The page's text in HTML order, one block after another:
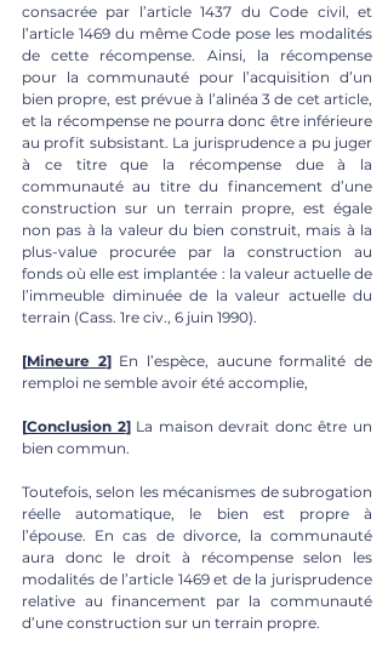
consacrée par l’article 1437 du Code civil, et
l’article 1469 du même Code pose les modalités
de cette récompense. Ainsi, la récompense
pour la communauté pour l’acquisition d’un
bien propre, est prévue à l’alinéa 3 de cet article,
et la récompense ne pourra donc être inférieure
au profit subsistant. La jurisprudence a pu juger
à ce titre que la récompense due à la
communauté au titre du financement d’une
construction sur un terrain propre, est égale
non pas à la valeur du bien construit, mais à la
plus-value procurée par la construction au
fonds où elle est implantée : la valeur actuelle de
l’immeuble diminuée de la valeur actuelle du
terrain (Cass. 1re civ., 6 juin 1990).
[Mineure 2] En l’espèce, aucune formalité de
remploi ne semble avoir été accomplie,
[Conclusion 2] La maison devrait donc être un
bien commun.
Toutefois, selon les mécanismes de subrogation
réelle automatique, le bien est propre à
l’épouse. En cas de divorce, la communauté
aura donc le droit à récompense selon les
modalités de l’article 1469 et de la jurisprudence
relative au financement par la communauté
d’une construction sur un terrain propre.